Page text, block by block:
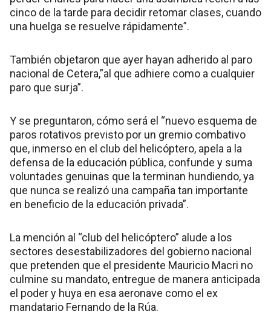
cinco de la tarde para decidir retomar clases, cuando
una huelga se resuelve rápidamente”.
También objetaron que ayer hayan adherido al paro
nacional de Cetera,”al que adhiere como a cualquier
paro que surja”.
Y se preguntaron, cómo será el “nuevo esquema de
paros rotativos previsto por un gremio combativo
que, inmerso en el club del helicóptero, apela a la
defensa de la educación pública, confunde y suma
voluntades genuinas que la terminan hundiendo, ya
que nunca se realizó una campaña tan importante
en beneficio de la educación privada”.
La mención al “club del helicóptero” alude a los
sectores desestabilizadores del gobierno nacional
que pretenden que el presidente Mauricio Macri no
culmine su mandato, entregue de manera anticipada
el poder y huya en esa aeronave como el ex
mandatario Fernando de la Rúa.